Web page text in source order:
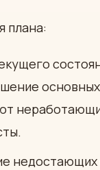
плана:
недостающих